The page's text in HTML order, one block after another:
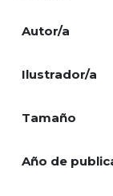
Autor/a
Ilustrador/a
Tamaño
Año de